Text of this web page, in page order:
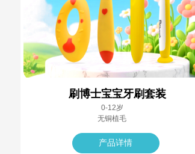
刷博士宝宝牙刷套装
0-12岁
无铜植毛
产品详情